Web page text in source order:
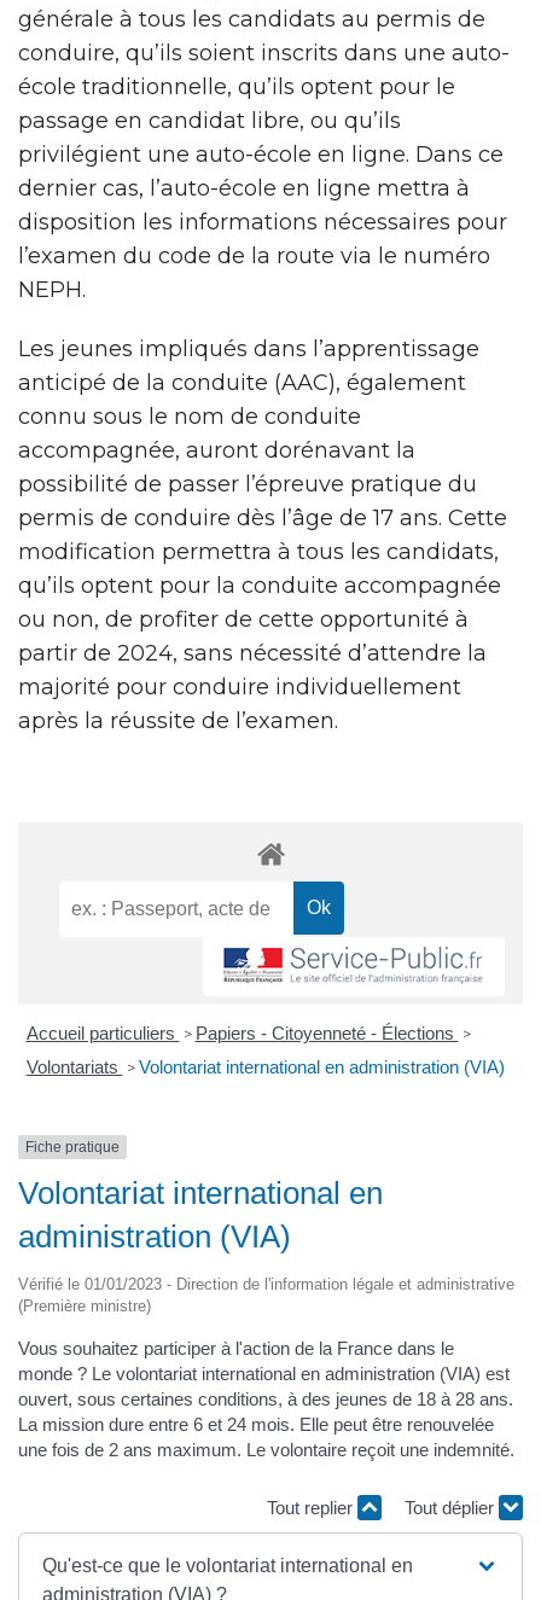
générale à tous les candidats au permis de
conduire, qu’ils soient inscrits dans une auto-
école traditionnelle, qu’ils optent pour le
passage en candidat libre, ou qu’ils
privilégient une auto-école en ligne. Dans ce
dernier cas, l’auto-école en ligne mettra à
disposition les informations nécessaires pour
l’examen du code de la route via le numéro
NEPH.
Les jeunes impliqués dans l’apprentissage
anticipé de la conduite (AAC), également
connu sous le nom de conduite
accompagnée, auront dorénavant la
possibilité de passer l’épreuve pratique du
permis de conduire dès l’âge de 17 ans. Cette
modification permettra à tous les candidats,
qu’ils optent pour la conduite accompagnée
ou non, de profiter de cette opportunité à
partir de 2024, sans nécessité d’attendre la
majorité pour conduire individuellement
après la réussite de l’examen.
Accueil particuliers > Papiers - Citoyenneté - Élections >
Volontariats > Volontariat international en administration (VIA)
Fiche pratique
Volontariat international en
administration (VIA)
Vérifié le 01/01/2023 - Direction de l'information légale et administrative
(Première ministre)
Vous souhaitez participer à l'action de la France dans le
monde ? Le volontariat international en administration (VIA) est
ouvert, sous certaines conditions, à des jeunes de 18 à 28 ans.
La mission dure entre 6 et 24 mois. Elle peut être renouvelée
une fois de 2 ans maximum. Le volontaire reçoit une indemnité.
Tout replier Tout déplier
Qu'est-ce que le volontariat international en
administration (VIA) ?